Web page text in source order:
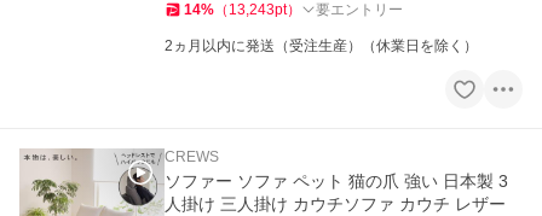
14% （ 13,243pt） 要エントリー
2ヵ月以内に発送（受注生産）（休業日を除く）
CREWS
ソファー ソファ ペット 猫の爪 強い 日本製 3
人掛け 三人掛け カウチソファ カウチ レザー